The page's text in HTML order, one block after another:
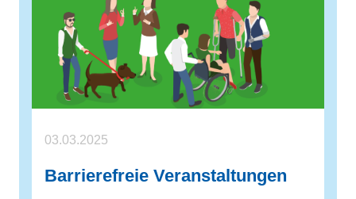
03.03.2025
Barrierefreie Veranstaltungen